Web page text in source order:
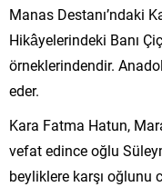
Manas Destanı’ndaki
Hikâyelerindeki Banı
örneklerindendir.
eder.
Kara Fatma Hatun,
vefat edince oğlu
beyliklere karşı oğlunu